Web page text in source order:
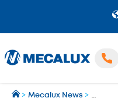
> Mecalux News >